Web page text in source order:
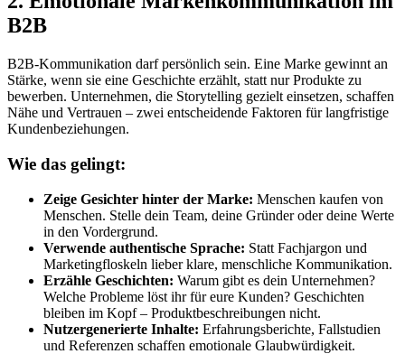
B2B
B2B-Kommunikation darf persönlich sein. Eine Marke gewinnt an
Stärke, wenn sie eine Geschichte erzählt, statt nur Produkte zu
bewerben. Unternehmen, die Storytelling gezielt einsetzen, schaffen
Nähe und Vertrauen – zwei entscheidende Faktoren für langfristige
Kundenbeziehungen.
Wie das gelingt:
Zeige Gesichter hinter der Marke: Menschen kaufen von
Menschen. Stelle dein Team, deine Gründer oder deine Werte
in den Vordergrund.
Verwende authentische Sprache: Statt Fachjargon und
Marketingfloskeln lieber klare, menschliche Kommunikation.
Erzähle Geschichten: Warum gibt es dein Unternehmen?
Welche Probleme löst ihr für eure Kunden? Geschichten
bleiben im Kopf – Produktbeschreibungen nicht.
Nutzergenerierte Inhalte: Erfahrungsberichte, Fallstudien
und Referenzen schaffen emotionale Glaubwürdigkeit.